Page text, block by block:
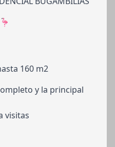
160 m2
y la principal
visitas